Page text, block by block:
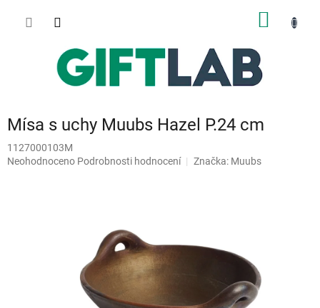
Mísa s uchy Muubs Hazel P.24 cm
1127000103M
Průměrné
Neohodnoceno Podrobnosti hodnocení Značka: Muubs